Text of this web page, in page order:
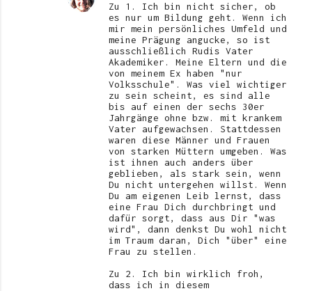
Zu 1. Ich bin nicht sicher, ob
es nur um Bildung geht. Wenn ich
mir mein persönliches Umfeld und
meine Prägung angucke, so ist
ausschließlich Rudis Vater
Akademiker. Meine Eltern und die
von meinem Ex haben "nur
Volksschule". Was viel wichtiger
zu sein scheint, es sind alle
bis auf einen der sechs 30er
Jahrgänge ohne bzw. mit krankem
Vater aufgewachsen. Stattdessen
waren diese Männer und Frauen
von starken Müttern umgeben. Was
ist ihnen auch anders über
geblieben, als stark sein, wenn
Du nicht untergehen willst. Wenn
Du am eigenen Leib lernst, dass
eine Frau Dich durchbringt und
dafür sorgt, dass aus Dir "was
wird", dann denkst Du wohl nicht
im Traum daran, Dich "über" eine
Frau zu stellen.
Zu 2. Ich bin wirklich froh,
dass ich in diesem